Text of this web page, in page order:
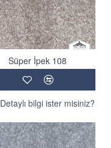
Süper İpek 108
Detaylı bilgi ister misiniz?